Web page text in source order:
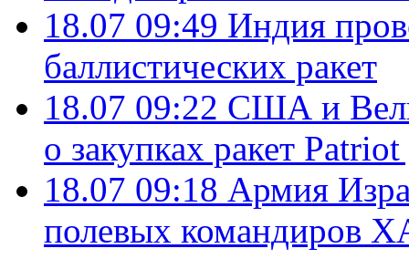
18.07 09:49 Индия
баллистических ракет
18.07 09:22 США и
о закупках ракет
18.07 09:18 Армия
полевых командиров